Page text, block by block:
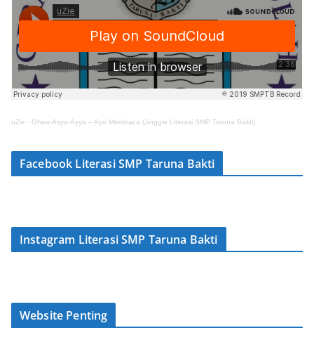
uZie · Ghea-Asya-Ayya – Ayo Membaca (Jinggle Literasi SMP Taruna Bakti)
Facebook Literasi SMP Taruna Bakti
Instagram Literasi SMP Taruna Bakti
Website Penting